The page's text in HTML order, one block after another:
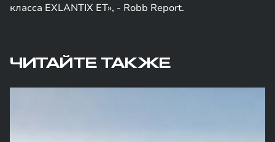
класса EXLANTIX ET», - Robb Report.
ЧИТАЙТЕ ТАКЖЕ